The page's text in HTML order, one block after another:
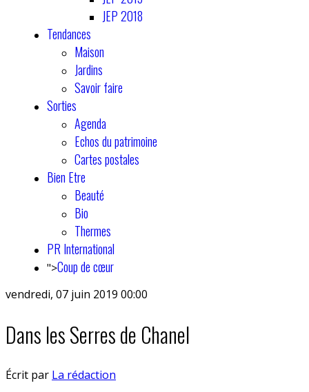
JEP 2018
Tendances
Maison
Jardins
Savoir faire
Sorties
Agenda
Echos du patrimoine
Cartes postales
Bien Etre
Beauté
Bio
Thermes
PR International
">Coup de cœur
vendredi, 07 juin 2019 00:00
Dans les Serres de Chanel
Écrit par La rédaction